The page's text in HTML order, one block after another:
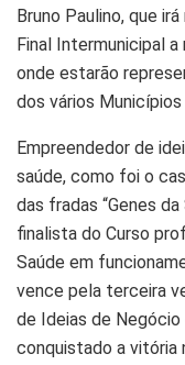
Bruno Paulino, que
Final Intermunicipal a
onde estarão
dos vários
Empreendedor de
saúde, como foi o
das fradas “Genes
finalista do Curso
Saúde em
vence pela terceira
de Ideias de
conquistado a vitória